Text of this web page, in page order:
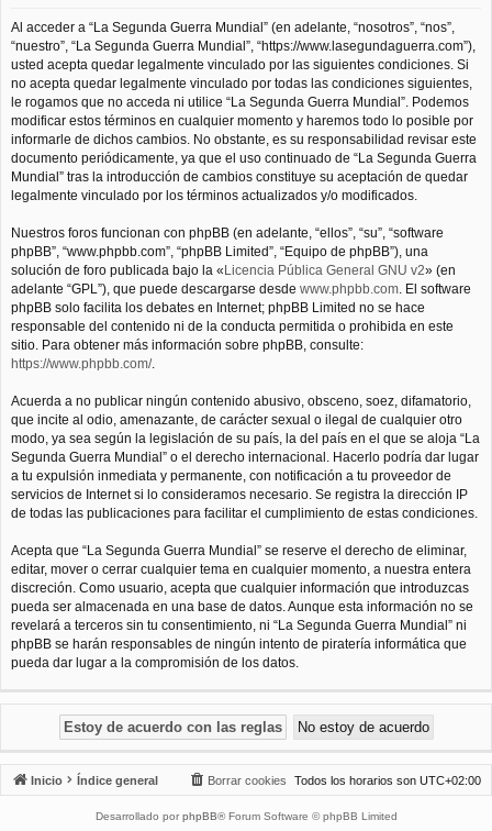
Al acceder a “La Segunda Guerra Mundial” (en adelante, “nosotros”, “nos”,
“nuestro”, “La Segunda Guerra Mundial”, “https://www.lasegundaguerra.com”),
usted acepta quedar legalmente vinculado por las siguientes condiciones. Si
no acepta quedar legalmente vinculado por todas las condiciones siguientes,
le rogamos que no acceda ni utilice “La Segunda Guerra Mundial”. Podemos
modificar estos términos en cualquier momento y haremos todo lo posible por
informarle de dichos cambios. No obstante, es su responsabilidad revisar este
documento periódicamente, ya que el uso continuado de “La Segunda Guerra
Mundial” tras la introducción de cambios constituye su aceptación de quedar
legalmente vinculado por los términos actualizados y/o modificados.
Nuestros foros funcionan con phpBB (en adelante, “ellos”, “su”, “software
phpBB”, “www.phpbb.com”, “phpBB Limited”, “Equipo de phpBB”), una
solución de foro publicada bajo la «Licencia Pública General GNU v2» (en
adelante “GPL”), que puede descargarse desde www.phpbb.com. El software
phpBB solo facilita los debates en Internet; phpBB Limited no se hace
responsable del contenido ni de la conducta permitida o prohibida en este
sitio. Para obtener más información sobre phpBB, consulte:
https://www.phpbb.com/.
Acuerda a no publicar ningún contenido abusivo, obsceno, soez, difamatorio,
que incite al odio, amenazante, de carácter sexual o ilegal de cualquier otro
modo, ya sea según la legislación de su país, la del país en el que se aloja “La
Segunda Guerra Mundial” o el derecho internacional. Hacerlo podría dar lugar
a tu expulsión inmediata y permanente, con notificación a tu proveedor de
servicios de Internet si lo consideramos necesario. Se registra la dirección IP
de todas las publicaciones para facilitar el cumplimiento de estas condiciones.
Acepta que “La Segunda Guerra Mundial” se reserve el derecho de eliminar,
editar, mover o cerrar cualquier tema en cualquier momento, a nuestra entera
discreción. Como usuario, acepta que cualquier información que introduzcas
pueda ser almacenada en una base de datos. Aunque esta información no se
revelará a terceros sin tu consentimiento, ni “La Segunda Guerra Mundial” ni
phpBB se harán responsables de ningún intento de piratería informática que
pueda dar lugar a la compromisión de los datos.
Inicio Índice general Todos los horarios son UTC+02:00
Borrar cookies
Desarrollado por phpBB® Forum Software © phpBB Limited